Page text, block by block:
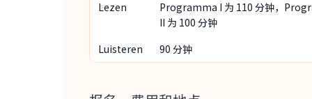
Lezen
Programma I 为 110 分钟，
II 为 100 分钟
Luisteren
90 分钟